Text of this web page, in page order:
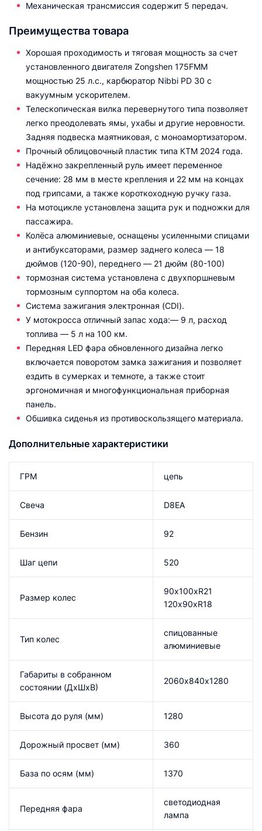
Механическая трансмиссия содержит 5 передач.
Преимущества товара
Хорошая проходимость и тяговая мощность за счет
установленного двигателя Zongshen 175FMM
мощностью 25 л.с., карбюратор Nibbi PD 30 с
вакуумным ускорителем.
Телескопическая вилка перевернутого типа позволяет
легко преодолевать ямы, ухабы и другие неровности.
Задняя подвеска маятниковая, с моноамортизатором.
Прочный облицовочный пластик типа КТМ 2024 года.
Надёжно закрепленный руль имеет переменное
сечение: 28 мм в месте крепления и 22 мм на концах
под грипсами, а также короткоходную ручку газа.
На мотоцикле установлена защита рук и подножки для
пассажира.
Колёса алюминиевые, оснащены усиленными спицами
и антибуксаторами, размер заднего колеса — 18
дюймов (120-90), переднего — 21 дюйм (80-100)
тормозная система установлена с двухпоршневым
тормозным суппортом на оба колеса.
Система зажигания электронная (CDI).
У мотокросса отличный запас хода:— 9 л, расход
топлива — 5 л на 100 км.
Передняя LED фара обновленного дизайна легко
включается поворотом замка зажигания и позволяет
ездить в сумерках и темноте, а также стоит
эргономичная и многофункциональная приборная
панель.
Обшивка сиденья из противоскользящего материала.
Дополнительные характеристики
ГРМ цепь
Свеча D8EA
Бензин 92
Шаг цепи 520
Размер колес
90х100хR21
120х90хR18
Тип колес
спицованные
алюминиевые
Габариты в собранном
состоянии (ДхШхВ)
2060х840х1280
Высота до руля (мм) 1280
Дорожный просвет (мм) 360
База по осям (мм) 1370
Передняя фара
светодиодная
лампа